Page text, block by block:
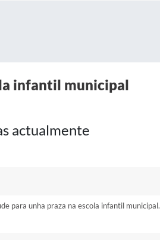
infantil municipal
actualmente
para unha praza na escola infantil municipal.